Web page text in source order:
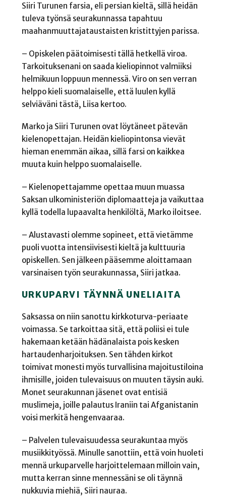
Siiri Turunen farsia, eli persian kieltä, sillä heidän
tuleva työnsä seurakunnassa tapahtuu
maahanmuuttajataustaisten kristittyjen parissa.
– Opiskelen päätoimisesti tällä hetkellä viroa.
Tarkoituksenani on saada kieliopinnot valmiiksi
helmikuun loppuun mennessä. Viro on sen verran
helppo kieli suomalaiselle, että luulen kyllä
selviäväni tästä, Liisa kertoo.
Marko ja Siiri Turunen ovat löytäneet pätevän
kielenopettajan. Heidän kieliopintonsa vievät
hieman enemmän aikaa, sillä farsi on kaikkea
muuta kuin helppo suomalaiselle.
– Kielenopettajamme opettaa muun muassa
Saksan ulkoministeriön diplomaatteja ja vaikuttaa
kyllä todella lupaavalta henkilöltä, Marko iloitsee.
– Alustavasti olemme sopineet, että vietämme
puoli vuotta intensiivisesti kieltä ja kulttuuria
opiskellen. Sen jälkeen pääsemme aloittamaan
varsinaisen työn seurakunnassa, Siiri jatkaa.
URKUPARVI TÄYNNÄ UNELIAITA
Saksassa on niin sanottu kirkkoturva-periaate
voimassa. Se tarkoittaa sitä, että poliisi ei tule
hakemaan ketään hädänalaista pois kesken
hartaudenharjoituksen. Sen tähden kirkot
toimivat monesti myös turvallisina majoitustiloina
ihmisille, joiden tulevaisuus on muuten täysin auki.
Monet seurakunnan jäsenet ovat entisiä
muslimeja, joille palautus Iraniin tai Afganistanin
voisi merkitä hengenvaaraa.
– Palvelen tulevaisuudessa seurakuntaa myös
musiikkityössä. Minulle sanottiin, että voin huoleti
mennä urkuparvelle harjoittelemaan milloin vain,
mutta kerran sinne mennessäni se oli täynnä
nukkuvia miehiä, Siiri nauraa.